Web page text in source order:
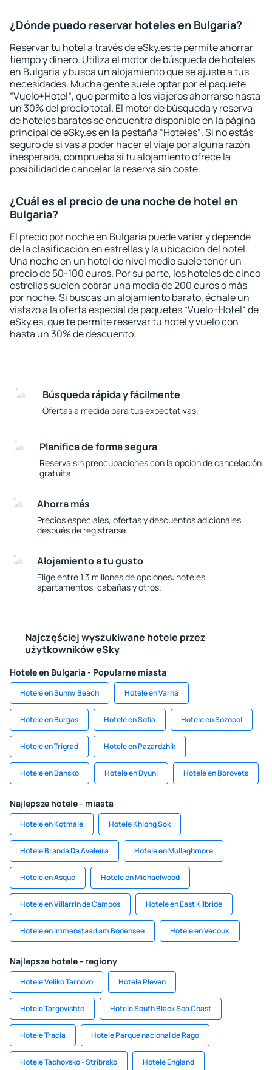
¿Dónde puedo reservar hoteles en Bulgaria?
Reservar tu hotel a través de eSky.es te permite ahorrar
tiempo y dinero. Utiliza el motor de búsqueda de hoteles
en Bulgaria y busca un alojamiento que se ajuste a tus
necesidades. Mucha gente suele optar por el paquete
“Vuelo+Hotel“, que permite a los viajeros ahorrarse hasta
un 30% del precio total. El motor de búsqueda y reserva
de hoteles baratos se encuentra disponible en la página
principal de eSky.es en la pestaña “Hoteles“. Si no estás
seguro de si vas a poder hacer el viaje por alguna razón
inesperada, comprueba si tu alojamiento ofrece la
posibilidad de cancelar la reserva sin coste.
¿Cuál es el precio de una noche de hotel en
Bulgaria?
El precio por noche en Bulgaria puede variar y depende
de la clasificación en estrellas y la ubicación del hotel.
Una noche en un hotel de nivel medio suele tener un
precio de 50-100 euros. Por su parte, los hoteles de cinco
estrellas suelen cobrar una media de 200 euros o más
por noche. Si buscas un alojamiento barato, échale un
vistazo a la oferta especial de paquetes “Vuelo+Hotel“ de
eSky.es, que te permite reservar tu hotel y vuelo con
hasta un 30% de descuento.
Búsqueda rápida y fácilmente
Ofertas a medida para tus expectativas.
Planifica de forma segura
Reserva sin preocupaciones con la opción de cancelación
gratuita.
Ahorra más
Precios especiales, ofertas y descuentos adicionales
después de registrarse.
Alojamiento a tu gusto
Elige entre 1.3 millones de opciones: hoteles,
apartamentos, cabañas y otros.
Najczęściej wyszukiwane hotele przez
użytkowników eSky
Hotele en Bulgaria - Popularne miasta
Hotele en Sunny Beach Hotele en Varna
Hotele en Burgas Hotele en Sofía Hotele en Sozopol
Hotele en Trigrad Hotele en Pazardzhik
Hotele en Bansko Hotele en Dyuni Hotele en Borovets
Najlepsze hotele - miasta
Hotele en Kotmale Hotele Khlong Sok
Hotele Branda Da Aveleira Hotele en Mullaghmore
Hotele en Asque Hotele en Michaelwood
Hotele en Villarrin de Campos Hotele en East Kilbride
Hotele en Immenstaad am Bodensee Hotele en Vecoux
Najlepsze hotele - regiony
Hotele Veliko Tarnovo Hotele Pleven
Hotele Targovishte Hotele South Black Sea Coast
Hotele Tracia Hotele Parque nacional de Rago
Hotele Tachovsko - Stribrsko Hotele England